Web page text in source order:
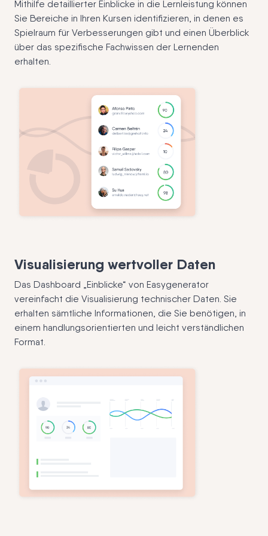
Mithilfe detaillierter Einblicke in die Lernleistung können
Sie Bereiche in Ihren Kursen identifizieren, in denen es
Spielraum für Verbesserungen gibt und einen Überblick
über das spezifische Fachwissen der Lernenden
erhalten.
Visualisierung wertvoller Daten
Das Dashboard „Einblicke“ von Easygenerator
vereinfacht die Visualisierung technischer Daten. Sie
erhalten sämtliche Informationen, die Sie benötigen, in
einem handlungsorientierten und leicht verständlichen
Format.